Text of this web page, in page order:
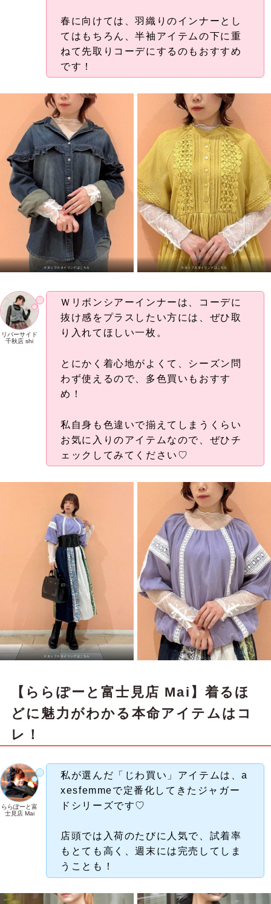
春に向けては、羽織りのインナーとし
てはもちろん、半袖アイテムの下に重
ねて先取りコーデにするのもおすすめ
です！
スタッフスタイリングはこちら スタッフスタイリングはこちら
リバーサイド
千秋店 shi
Ｗリボンシアーインナーは、コーデに
抜け感をプラスしたい方には、ぜひ取
り入れてほしい一枚。
とにかく着心地がよくて、シーズン問
わず使えるので、多色買いもおすす
め！
私自身も色違いで揃えてしまうくらい
お気に入りのアイテムなので、ぜひチ
ェックしてみてください♡
スタッフスタイリングはこちら
【ららぽーと富士見店 Mai】着るほ
どに魅力がわかる本命アイテムはコ
レ！
ららぽーと富
士見店 Mai
私が選んだ「じわ買い」アイテムは、a
xesfemmeで定番化してきたジャガー
ドシリーズです♡
店頭では入荷のたびに人気で、試着率
もとても高く、週末には完売してしま
うことも！